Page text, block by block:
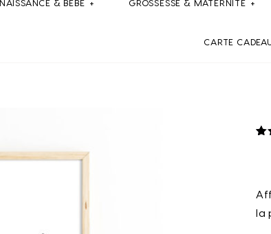
NAISSANCE & BEBE GROSSESSE & MATERNITE
CARTE
la